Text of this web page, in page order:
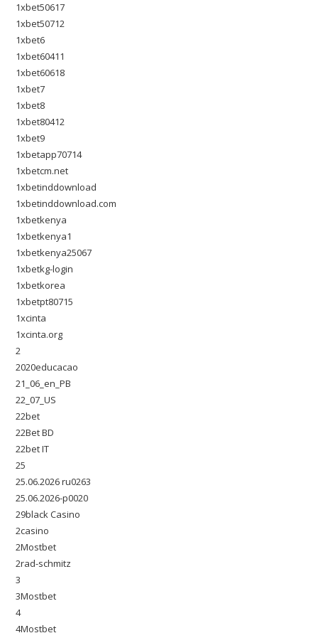
1xbet50617
1xbet50712
1xbet6
1xbet60411
1xbet60618
1xbet7
1xbet8
1xbet80412
1xbet9
1xbetapp70714
1xbetcm.net
1xbetinddownload
1xbetinddownload.com
1xbetkenya
1xbetkenya1
1xbetkenya25067
1xbetkg-login
1xbetkorea
1xbetpt80715
1xcinta
1xcinta.org
2
2020educacao
21_06_en_PB
22_07_US
22bet
22Bet BD
22bet IT
25
25.06.2026 ru0263
25.06.2026-p0020
29black Casino
2casino
2Mostbet
2rad-schmitz
3
3Mostbet
4
4Mostbet